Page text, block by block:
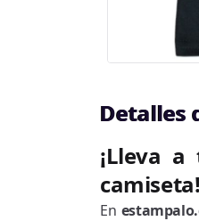
Detalles
¡Lleva
camiseta!
En